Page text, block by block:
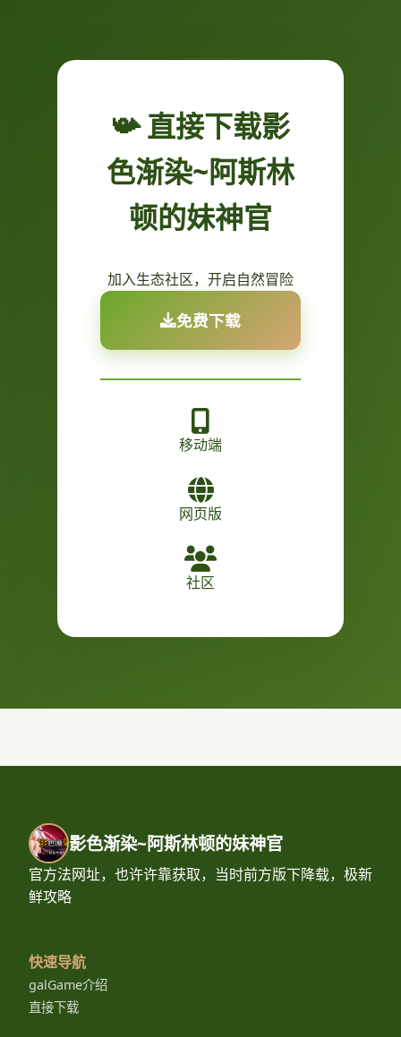
📯 直接下载影
色渐染~阿斯林
顿的妹神官
加入生态社区，开启自然冒险
免费下载
移动端
网页版
社区
影色渐染~阿斯林顿的妹神官
官方法网址，也许许靠获取，当时前方版下降载，极新
鲜攻略
快速导航
galGame介绍
直接下载